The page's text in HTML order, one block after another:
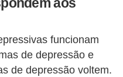
funcionam
de depressão e
de depressão voltem.